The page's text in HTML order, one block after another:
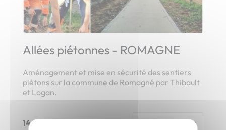
Allées piétonnes - ROMAGNE
Aménagement et mise en sécurité des sentiers
piétons sur la commune de Romagné par Thibault
et Logan.
14/11/2022 Voir l'article